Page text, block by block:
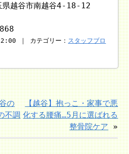
越谷市南越谷4-18-12
｜ カテゴリー： スタッフブロ
の
不調
【越谷】抱っこ・家事で悪
化する腰痛…5月に選ばれる
整骨院ケア»